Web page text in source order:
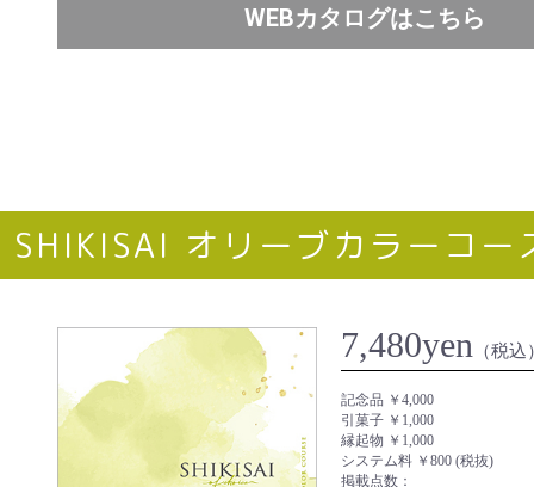
WEBカタログはこちら
SHIKISAI オリーブカラーコー
7,480yen （税込
記念品 ￥4,000
引菓子 ￥1,000
縁起物 ￥1,000
システム料 ￥800 (税抜)
掲載点数：